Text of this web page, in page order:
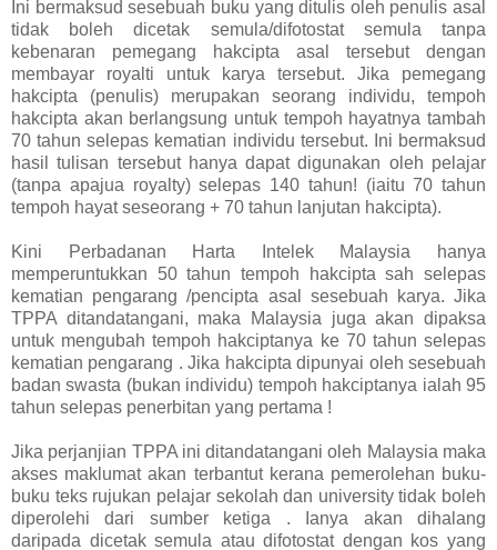
Ini bermaksud sesebuah buku yang ditulis oleh penulis asal
tidak boleh dicetak semula/difotostat semula tanpa
kebenaran pemegang hakcipta asal tersebut dengan
membayar royalti untuk karya tersebut. Jika pemegang
hakcipta (penulis) merupakan seorang individu, tempoh
hakcipta akan berlangsung untuk tempoh hayatnya tambah
70 tahun selepas kematian individu tersebut. Ini bermaksud
hasil tulisan tersebut hanya dapat digunakan oleh pelajar
(tanpa apajua royalty) selepas 140 tahun! (iaitu 70 tahun
tempoh hayat seseorang + 70 tahun lanjutan hakcipta).
Kini Perbadanan Harta Intelek Malaysia hanya
memperuntukkan 50 tahun tempoh hakcipta sah selepas
kematian pengarang /pencipta asal sesebuah karya. Jika
TPPA ditandatangani, maka Malaysia juga akan dipaksa
untuk mengubah tempoh hakciptanya ke 70 tahun selepas
kematian pengarang . Jika hakcipta dipunyai oleh sesebuah
badan swasta (bukan individu) tempoh hakciptanya ialah 95
tahun selepas penerbitan yang pertama !
Jika perjanjian TPPA ini ditandatangani oleh Malaysia maka
akses maklumat akan terbantut kerana pemerolehan buku-
buku teks rujukan pelajar sekolah dan university tidak boleh
diperolehi dari sumber ketiga . Ianya akan dihalang
daripada dicetak semula atau difotostat dengan kos yang